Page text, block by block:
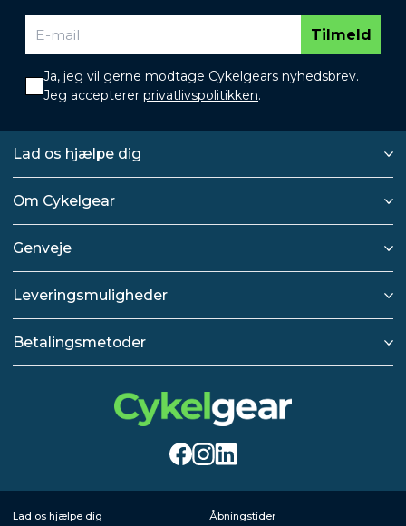
Tilmeld
Ja, jeg vil gerne modtage Cykelgears nyhedsbrev.
Jeg accepterer privatlivspolitikken.
Lad os hjælpe dig
Om Cykelgear
Genveje
Leveringsmuligheder
Betalingsmetoder
Lad os hjælpe dig
Åbningstider